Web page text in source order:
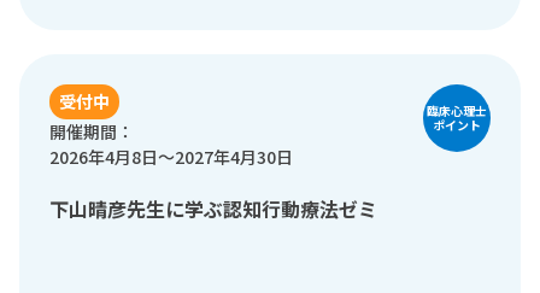
受付中
開催期間：
2026年4月8日～2027年4月30日
下山晴彦先生に学ぶ認知行動療法ゼミ
臨床心理士
ポイント